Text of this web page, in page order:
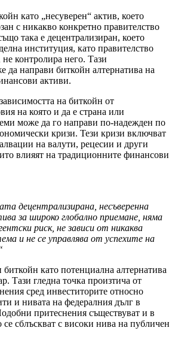
като „несуверен“ актив, което
с никакво конкретно правителство
така е децентрализиран, което
институция, като правителство
контролира него. Тази
да направи биткойн алтернатива на
активи.
на биткойн от
на която и да е страна или
може да го направи по-надежден по
кризи. Тези кризи включват
на валути, рецесии и други
влияят на традиционните финансови
децентрализирана, несъверенна
за широко глобално приемане, няма
риск, не зависи от никаква
и не се управлява от успехите на
биткойн като потенциална алтернатива
Тази гледна точка произтича от
сред инвеститорите относно
и нивата на федералния дълг в
притеснения съществуват и в
сблъскват с високи нива на публичен